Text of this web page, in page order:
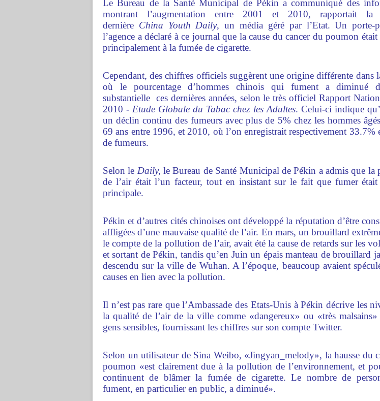
Le Bureau de la Santé Municipal de Pékin a communiqué des
montrant l’augmentation entre 2001 et 2010, rapportait la
dernière China Youth Daily, un média géré par l’Etat. Un porte-
l’agence a déclaré à ce journal que la cause du cancer du poumon était
principalement à la fumée de cigarette.
Cependant, des chiffres officiels suggèrent une origine différente dans
où le pourcentage d’hommes chinois qui fument a diminué
substantielle ces dernières années, selon le très officiel Rapport
2010 - Etude Globale du Tabac chez les Adultes. Celui-ci indique
un déclin continu des fumeurs avec plus de 5% chez les hommes
69 ans entre 1996, et 2010, où l’on enregistrait respectivement 33.7%
de fumeurs.
Selon le Daily, le Bureau de Santé Municipal de Pékin a admis que la
de l’air était l’un facteur, tout en insistant sur le fait que fumer était
principale.
Pékin et d’autres cités chinoises ont développé la réputation d’être
affligées d’une mauvaise qualité de l’air. En mars, un brouillard
le compte de la pollution de l’air, avait été la cause de retards sur les
et sortant de Pékin, tandis qu’en Juin un épais manteau de brouillard
descendu sur la ville de Wuhan. A l’époque, beaucoup avaient
causes en lien avec la pollution.
Il n’est pas rare que l’Ambassade des Etats-Unis à Pékin décrive les
la qualité de l’air de la ville comme «dangereux» ou «très
gens sensibles, fournissant les chiffres sur son compte Twitter.
Selon un utilisateur de Sina Weibo, «Jingyan_melody», la hausse du
poumon «est clairement due à la pollution de l’environnement, et
continuent de blâmer la fumée de cigarette. Le nombre de
fument, en particulier en public, a diminué».